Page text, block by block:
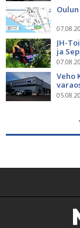
JH-
ja
Veho